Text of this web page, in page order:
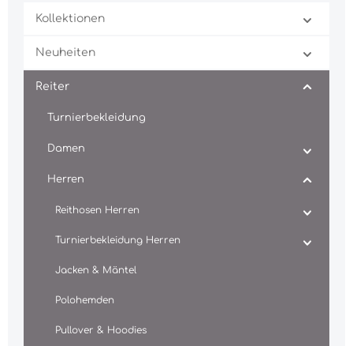
Kollektionen
Neuheiten
Reiter
Turnierbekleidung
Damen
Herren
Reithosen Herren
Turnierbekleidung Herren
Jacken & Mäntel
Polohemden
Pullover & Hoodies